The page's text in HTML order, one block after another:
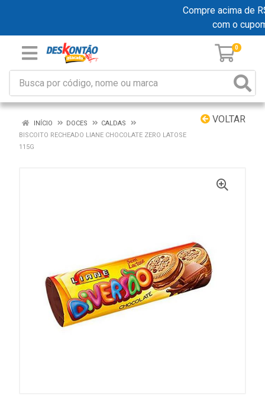
Compre acima de
com o
0
VOLTAR
INÍCIO DOCES
CALDAS
BISCOITO RECHEADO LIANE CHOCOLATE ZERO LATOSE
115G